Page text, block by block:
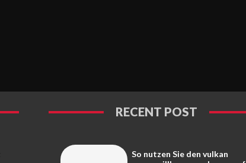
RECENT POST
So nutzen Sie den vulkan